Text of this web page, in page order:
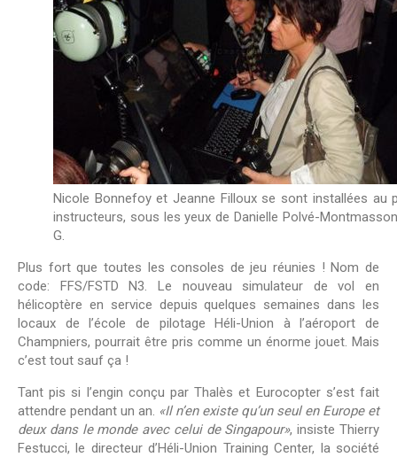
Nicole Bonnefoy et Jeanne Filloux se sont installées au
instructeurs, sous les yeux de Danielle Polvé-
G.
Plus fort que toutes les consoles de jeu réunies ! Nom de
code: FFS/FSTD N3. Le nouveau simulateur de vol en
hélicoptère en service depuis quelques semaines dans les
locaux de l’école de pilotage Héli-Union à l’aéroport de
Champniers, pourrait être pris comme un énorme jouet. Mais
c’est tout sauf ça !
Tant pis si l’engin conçu par Thalès et Eurocopter s’est fait
attendre pendant un an. «Il n’en existe qu’un seul en Europe et
deux dans le monde avec celui de Singapour», insiste Thierry
Festucci, le directeur d’Héli-Union Training Center, la société